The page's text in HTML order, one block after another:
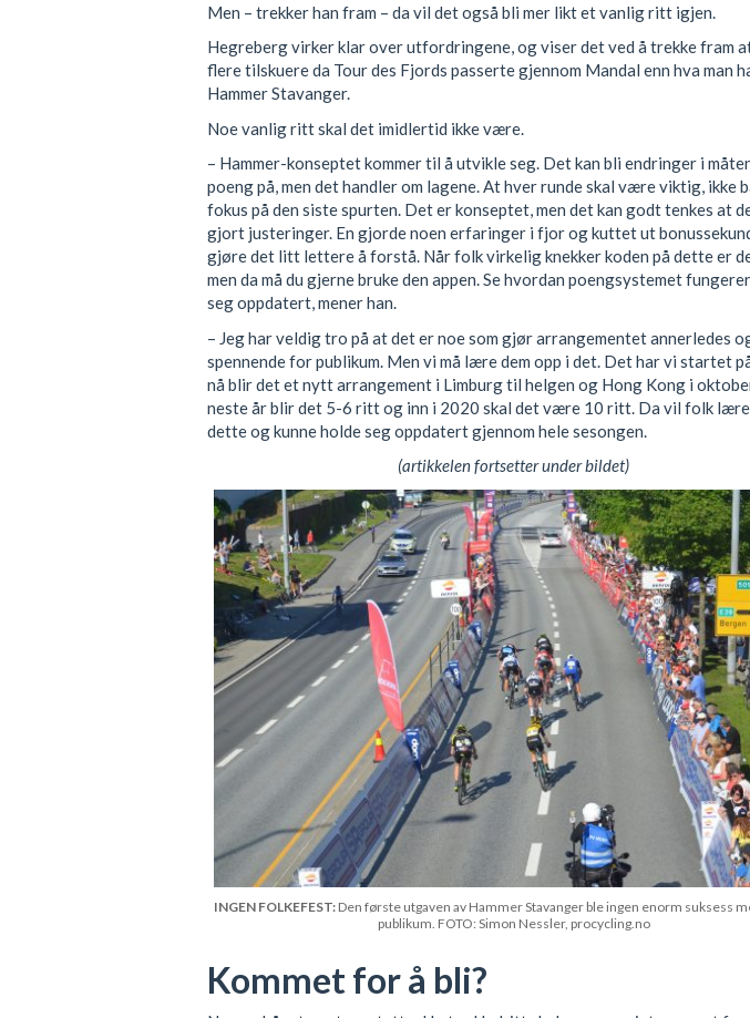
Men – trekker han fram – da vil det også bli mer likt et vanlig ritt igjen.
Hegreberg virker klar over utfordringene, og viser det ved å trekke fram
flere tilskuere da Tour des Fjords passerte gjennom Mandal enn hva man
Hammer Stavanger.
Noe vanlig ritt skal det imidlertid ikke være.
– Hammer-konseptet kommer til å utvikle seg. Det kan bli endringer i
poeng på, men det handler om lagene. At hver runde skal være viktig, ikke
fokus på den siste spurten. Det er konseptet, men det kan godt tenkes at
gjort justeringer. En gjorde noen erfaringer i fjor og kuttet ut
gjøre det litt lettere å forstå. Når folk virkelig knekker koden på dette er
men da må du gjerne bruke den appen. Se hvordan poengsystemet
seg oppdatert, mener han.
– Jeg har veldig tro på at det er noe som gjør arrangementet annerledes
spennende for publikum. Men vi må lære dem opp i det. Det har vi startet
nå blir det et nytt arrangement i Limburg til helgen og Hong Kong i
neste år blir det 5-6 ritt og inn i 2020 skal det være 10 ritt. Da vil folk
dette og kunne holde seg oppdatert gjennom hele sesongen.
(artikkelen fortsetter under bildet)
INGEN FOLKEFEST:Den første utgaven av Hammer Stavanger ble ingen enorm suksess
publikum. FOTO: Simon Nessler, procycling.no
Kommet for å bli?